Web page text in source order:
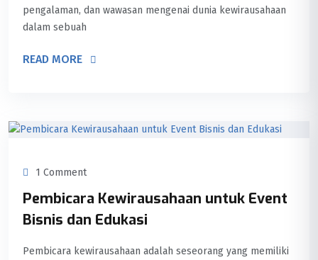
pengalaman, dan wawasan mengenai dunia kewirausahaan
dalam sebuah
READ MORE
1 Comment
Pembicara Kewirausahaan untuk Event
Bisnis dan Edukasi
Pembicara kewirausahaan adalah seseorang yang memiliki